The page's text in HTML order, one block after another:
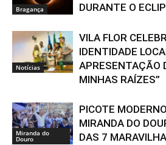
Bragança
DURANTE O
Notícias
VILA FLOR
IDENTIDADE
APRESENTAÇÃO
MINHAS RAÍZES”
Miranda do
Douro
PICOTE
MIRANDA DO
DAS 7